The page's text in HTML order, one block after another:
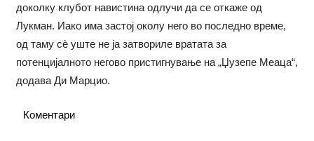
доколку клубот навистина одлучи да се откаже од
Лукман. Иако има застој околу него во последно време,
од таму сè уште не ја затвориле вратата за
потенцијалното негово пристигнување на „Џузепе Меаца“,
додава Ди Марцио.
Коментари